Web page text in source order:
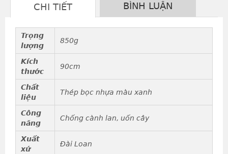
CHI TIẾT BÌNH LUẬN
Trọng
lượng
850g
Kích
thước
90cm
Chất
liệu
Thép bọc nhựa màu xanh
Công
năng
Chống cành lan, uốn cây
Xuất
xứ
Đài Loan